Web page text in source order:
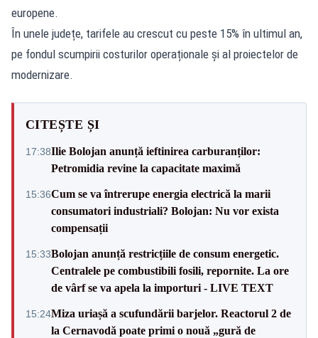
europene.
În unele județe, tarifele au crescut cu peste 15% în ultimul an,
pe fondul scumpirii costurilor operaționale și al proiectelor de
modernizare.
CITEȘTE ȘI
17:38Ilie Bolojan anunță ieftinirea carburanților:
Petromidia revine la capacitate maximă
15:36Cum se va întrerupe energia electrică la marii
consumatori industriali? Bolojan: Nu vor exista
compensații
15:33Bolojan anunță restricțiile de consum energetic.
Centralele pe combustibili fosili, repornite. La ore
de vârf se va apela la importuri - LIVE TEXT
15:24Miza uriașă a scufundării barjelor. Reactorul 2 de
la Cernavodă poate primi o nouă „gură de